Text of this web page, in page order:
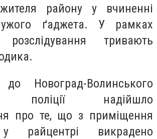
району у вчиненні
ґаджета. У рамках
розслідування тривають
Новоград-Волинського
поліції надійшло
про те, що з приміщення
райцентрі викрадено